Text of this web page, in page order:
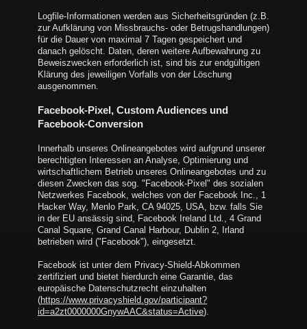
Logfile-Informationen werden aus Sicherheitsgründen (z.B.
zur Aufklärung von Missbrauchs- oder Betrugshandlungen)
für die Dauer von maximal 7 Tagen gespeichert und
danach gelöscht. Daten, deren weitere Aufbewahrung zu
Beweiszwecken erforderlich ist, sind bis zur endgültigen
Klärung des jeweiligen Vorfalls von der Löschung
ausgenommen.
Facebook-Pixel, Custom Audiences und
Facebook-Conversion
Innerhalb unseres Onlineangebotes wird aufgrund unserer
berechtigten Interessen an Analyse, Optimierung und
wirtschaftlichem Betrieb unseres Onlineangebotes und zu
diesen Zwecken das sog. "Facebook-Pixel" des sozialen
Netzwerkes Facebook, welches von der Facebook Inc., 1
Hacker Way, Menlo Park, CA 94025, USA, bzw. falls Sie
in der EU ansässig sind, Facebook Ireland Ltd., 4 Grand
Canal Square, Grand Canal Harbour, Dublin 2, Irland
betrieben wird ("Facebook"), eingesetzt.
Facebook ist unter dem Privacy-Shield-Abkommen
zertifiziert und bietet hierdurch eine Garantie, das
europäische Datenschutzrecht einzuhalten
(https://www.privacyshield.gov/participant?
id=a2zt0000000GnywAAC&status=Active).